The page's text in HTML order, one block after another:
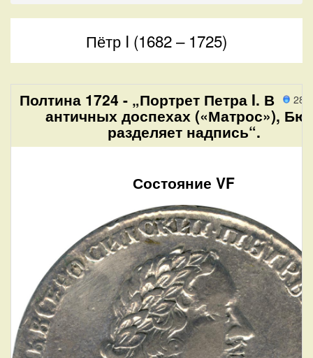
Пётр I (1682 – 1725)
289
Полтина 1724 - „Портрет Петра I. В
античных доспехах («Матрос»),
разделяет надпись“.
Состояние VF